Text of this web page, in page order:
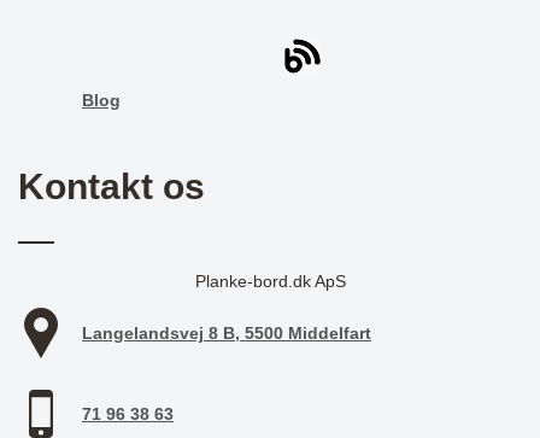
Blog
Kontakt os
Planke-bord.dk ApS
Langelandsvej 8 B, 5500 Middelfart
71 96 38 63